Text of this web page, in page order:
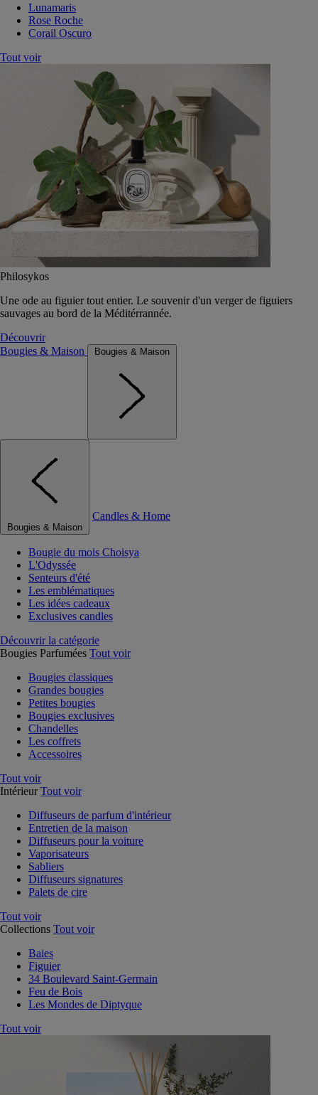
Lunamaris
Rose Roche
Corail Oscuro
Tout voir
Philosykos
Une ode au figuier tout entier. Le souvenir d'un verger de figuiers
sauvages au bord de la Méditérrannée.
Découvrir
Bougies & Maison
Bougies & Maison
Bougies & Maison
Candles & Home
Bougie du mois Choisya
L'Odyssée
Senteurs d'été
Les emblématiques
Les idées cadeaux
Exclusives candles
Découvrir la catégorie
Bougies Parfumées Tout voir
Bougies classiques
Grandes bougies
Petites bougies
Bougies exclusives
Chandelles
Les coffrets
Accessoires
Tout voir
Intérieur Tout voir
Diffuseurs de parfum d'intérieur
Entretien de la maison
Diffuseurs pour la voiture
Vaporisateurs
Sabliers
Diffuseurs signatures
Palets de cire
Tout voir
Collections Tout voir
Baies
Figuier
34 Boulevard Saint-Germain
Feu de Bois
Les Mondes de Diptyque
Tout voir